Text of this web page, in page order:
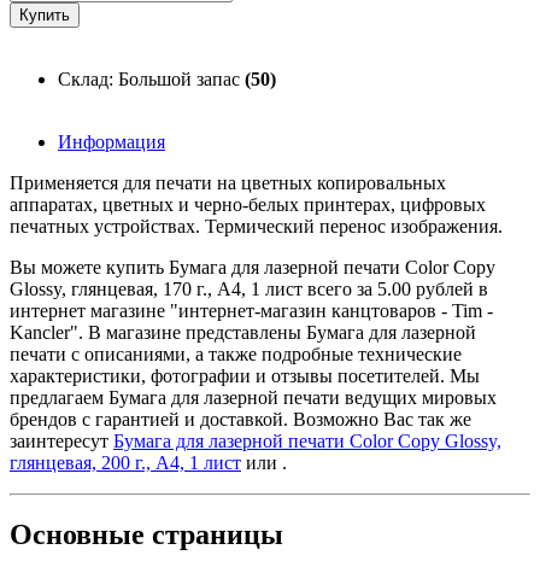
Склад: Большой запас (50)
Информация
Применяется для печати на цветных копировальных
аппаратах, цветных и черно-белых принтерах, цифровых
печатных устройствах. Термический перенос изображения.
Вы можете купить Бумага для лазерной печати Color Copy
Glossy, глянцевая, 170 г., А4, 1 лист всего за 5.00 рублей в
интернет магазине "интернет-магазин канцтоваров - Tim -
Kancler". В магазине представлены Бумага для лазерной
печати с описаниями, а также подробные технические
характеристики, фотографии и отзывы посетителей. Мы
предлагаем Бумага для лазерной печати ведущих мировых
брендов с гарантией и доставкой. Возможно Вас так же
заинтересут Бумага для лазерной печати Color Copy Glossy,
глянцевая, 200 г., А4, 1 лист или .
Основные страницы